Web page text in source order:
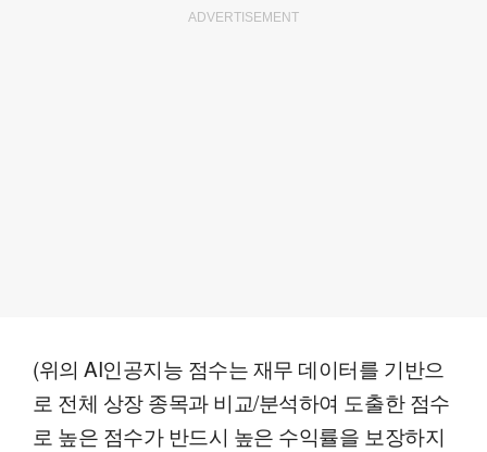
ADVERTISEMENT
(위의 AI인공지능 점수는 재무 데이터를 기반으
로 전체 상장 종목과 비교/분석하여 도출한 점수
로 높은 점수가 반드시 높은 수익률을 보장하지